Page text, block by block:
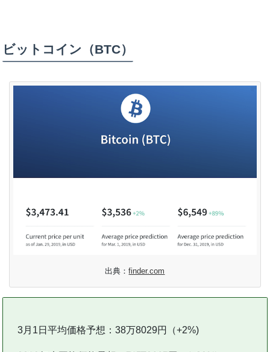
ビットコイン（BTC）
出典：finder.com
3月1日平均価格予想：38万8029円（+2%)